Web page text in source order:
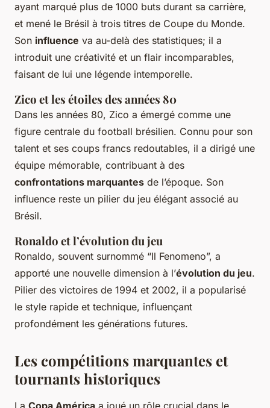
ayant marqué plus de 1000 buts durant sa carrière,
et mené le Brésil à trois titres de Coupe du Monde.
Son influence va au-delà des statistiques; il a
introduit une créativité et un flair incomparables,
faisant de lui une légende intemporelle.
Zico et les étoiles des années 80
Dans les années 80, Zico a émergé comme une
figure centrale du football brésilien. Connu pour son
talent et ses coups francs redoutables, il a dirigé une
équipe mémorable, contribuant à des
confrontations marquantes de l’époque. Son
influence reste un pilier du jeu élégant associé au
Brésil.
Ronaldo et l’évolution du jeu
Ronaldo, souvent surnommé “Il Fenomeno”, a
apporté une nouvelle dimension à l’évolution du jeu.
Pilier des victoires de 1994 et 2002, il a popularisé
le style rapide et technique, influençant
profondément les générations futures.
Les compétitions marquantes et
tournants historiques